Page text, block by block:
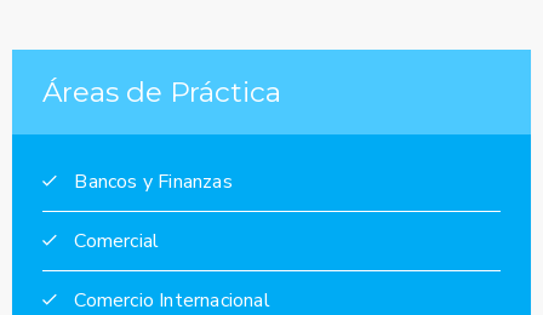
Áreas de Práctica
Bancos y Finanzas
Comercial
Comercio Internacional